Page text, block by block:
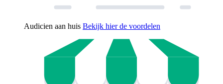
Audicien aan huis Bekijk hier de voordelen